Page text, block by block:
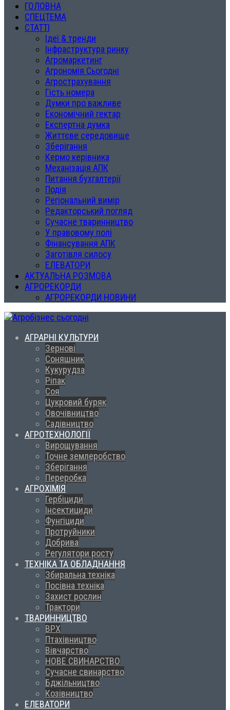
ГОЛОВНА
СПЕЦТЕМА
СТАТТІ
Ідеї & тренди
Інфраструктура ринку
Агромаркетинг
Агрономія Сьогодні
Агрострахування
Гість номера
Думки про важливе
Економічний гектар
Експертна думка
Життєве середовище
Зберігання
Кермо керівника
Механізація АПК
Питання бухгалтерії
Подія
Регіональний вимір
Редакторський погляд
Сучасне тваринництво
У правовому полі
Фінансування АПК
Заготівля силосу
ЕЛЕВАТОРИ
АКТУАЛЬНА РОЗМОВА
АГРОРЕКОРДИ
АГРОРЕКОРДИ НОВИНИ
АГРАРНІ КУЛЬТУРИ
Зернові
Соняшник
Кукурудза
Ріпак
Соя
Цукровий буряк
Овочівництво
Садівництво
АГРОТЕХНОЛОГІЇ
Вирощування
Точне землеробство
Зберігання
Переробка
АГРОХІМІЯ
Гербіциди
Інсектициди
Фунгіциди
Протруйники
Добрива
Регулятори росту
ТЕХНІКА ТА ОБЛАДНАННЯ
Збиральна техніка
Посівна техніка
Захист рослин
Трактори
ТВАРИННИЦТВО
ВРХ
Птахівництво
Вівчарство
НОВЕ СВИНАРСТВО
Сучасне свинарство
Бджільництво
Козівництво
ЕЛЕВАТОРИ